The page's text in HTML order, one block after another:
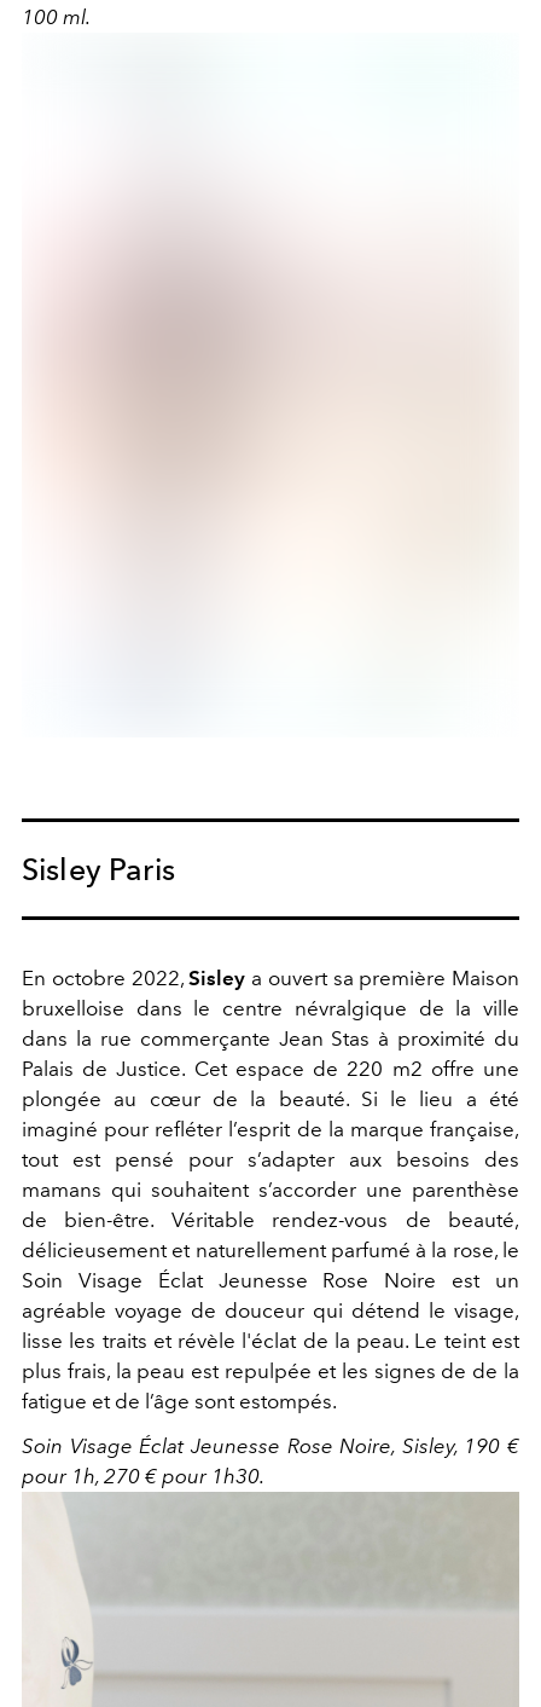
100 ml.
Sisley Paris
En octobre 2022,Sisley a ouvert sa première Maison
bruxelloise dans le centre névralgique de la ville
dans la rue commerçante Jean Stas à proximité du
Palais de Justice. Cet espace de 220 m2 offre une
plongée au cœur de la beauté. Si le lieu a été
imaginé pour refléter l’esprit de la marque française,
tout est pensé pour s’adapter aux besoins des
mamans qui souhaitent s’accorder une parenthèse
de bien-être. Véritable rendez-vous de beauté,
délicieusement et naturellement parfumé à la rose, le
Soin Visage Éclat Jeunesse Rose Noire est un
agréable voyage de douceur qui détend le visage,
lisse les traits et révèle l'éclat de la peau. Le teint est
plus frais, la peau est repulpée et les signes de de la
fatigue et de l’âge sont estompés.
Soin Visage Éclat Jeunesse Rose Noire, Sisley, 190 €
pour 1h, 270 € pour 1h30.